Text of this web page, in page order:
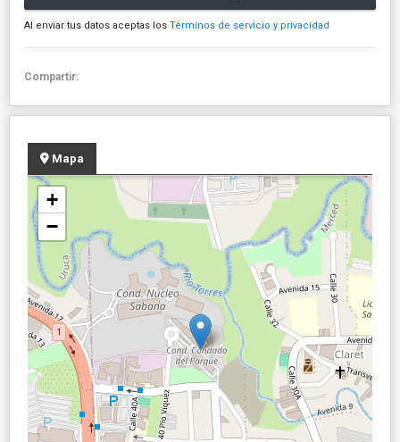
Al enviar tus datos aceptas los Términos de servicio y privacidad
Compartir:
Mapa
+
−